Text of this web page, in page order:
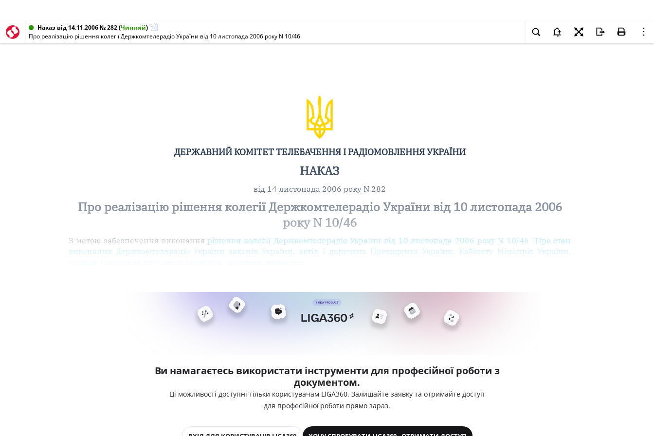
Наказ від 14.11.2006 № 282(Чинний)
Про реалізацію рішення колегії Держкомтелерадіо України від 10 листопада 2006 року N 10/46
ДЕРЖАВНИЙ КОМІТЕТ ТЕЛЕБАЧЕННЯ І РАДІОМОВЛЕННЯ УКРАЇНИ
НАКАЗ
від 14 листопада 2006 року N 282
Про реалізацію рішення колегії Держкомтелерадіо України від 10 листопада 2006
року N 10/46
З метою забезпечення виконаннярішення колегії Держкомтелерадіо України від 10 листопада 2006 року N 10/46 "Про стан
виконання Держкомтелерадіо України законів України, актів і доручень Президента України, Кабінету Міністрів України,
Ви намагаєтесь використати інструменти для професійної роботи з
документом.
Ці можливості доступні тільки користувачам LIGA360. Залишайте заявку та отримайте доступ
для професійної роботи прямо зараз.